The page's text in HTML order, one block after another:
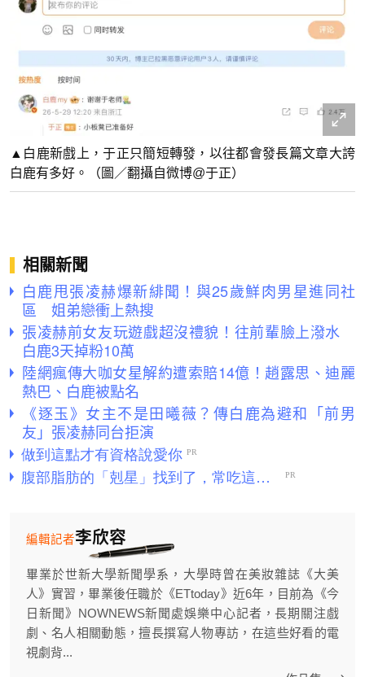
▲白鹿新戲上，于正只簡短轉發，以往都會發長篇文章大誇
白鹿有多好。（圖／翻攝自微博@于正）
相關新聞
白鹿甩張凌赫爆新緋聞！與25歲鮮肉男星進同社
區 姐弟戀衝上熱搜
張凌赫前女友玩遊戲超沒禮貌！往前輩臉上潑水
白鹿3天掉粉10萬
陸網瘋傳大咖女星解約遭索賠14億！趙露思、迪麗
熱巴、白鹿被點名
《逐玉》女主不是田曦薇？傳白鹿為避和「前男
友」張凌赫同台拒演
李欣容
編輯記者
畢業於世新大學新聞學系，大學時曾在美妝雜誌《大美
人》實習，畢業後任職於《ETtoday》近6年，目前為《今
日新聞》NOWNEWS新聞處娛樂中心記者，長期關注戲
劇、名人相關動態，擅長撰寫人物專訪，在這些好看的電
視劇背...